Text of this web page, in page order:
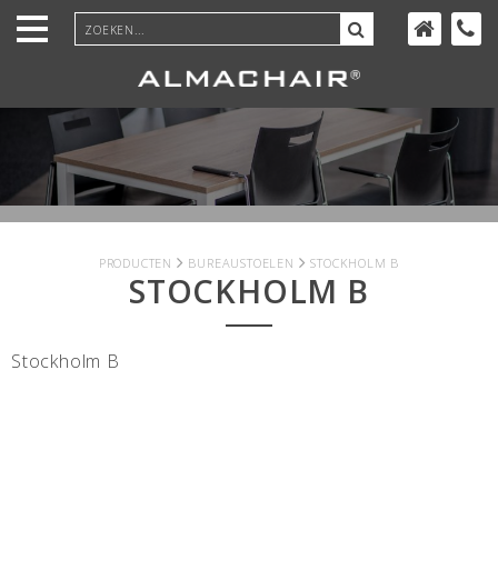
inhoud
PRODUCTEN BUREAUSTOELEN STOCKHOLM B
STOCKHOLM B
Stockholm B